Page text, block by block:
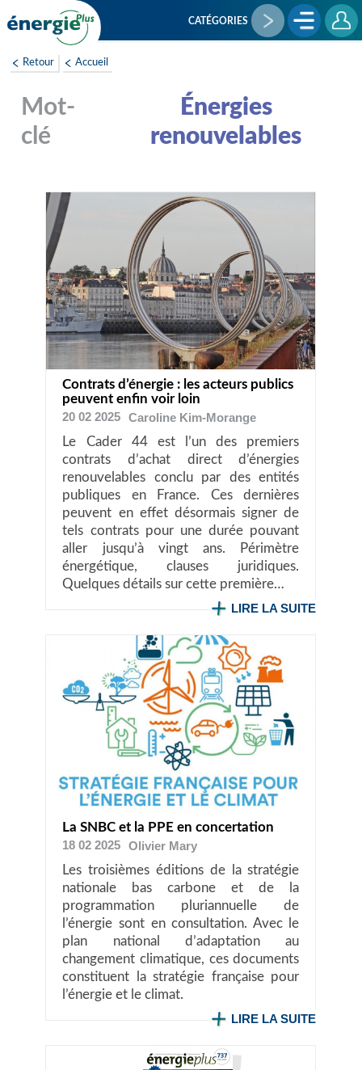
au
CATÉGORIES
Retour Accueil
Énergies
renouvelables
Contrats d’énergie : les acteurs publics
peuvent enfin voir loin
20 02 2025
Caroline Kim-Morange
Le Cader 44 est l’un des premiers
contrats d’achat direct d’énergies
renouvelables conclu par des entités
publiques en France. Ces dernières
peuvent en effet désormais signer de
tels contrats pour une durée pouvant
aller jusqu’à vingt ans. Périmètre
énergétique, clauses juridiques.
Quelques détails sur cette première…
LIRE LA SUITE
La SNBC et la PPE en concertation
18 02 2025
Olivier Mary
Les troisièmes éditions de la stratégie
nationale bas carbone et de la
programmation pluriannuelle de
l’énergie sont en consultation. Avec le
plan national d’adaptation au
changement climatique, ces documents
constituent la stratégie française pour
l’énergie et le climat.
LIRE LA SUITE